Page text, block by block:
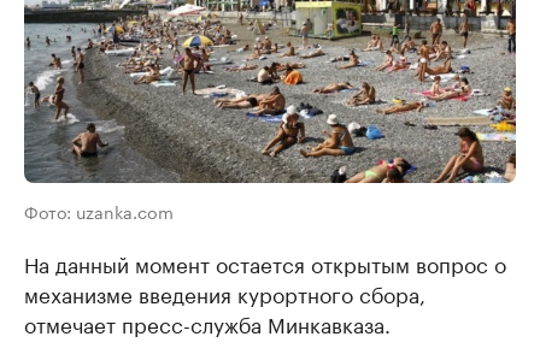
Фото: uzanka.com
На данный момент остается открытым вопрос о
механизме введения курортного сбора,
отмечает пресс-служба Минкавказа.